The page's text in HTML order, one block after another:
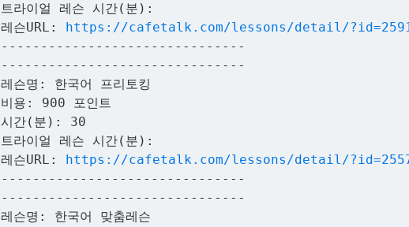
트라이얼 레슨 시간(분):
레슨URL: https://cafetalk.com/lessons/detail/
-------------------------------
-------------------------------
레슨명: 한국어 프리토킹
비용: 900 포인트
시간(분): 30
트라이얼 레슨 시간(분):
레슨URL: https://cafetalk.com/lessons/detail/
-------------------------------
-------------------------------
레슨명: 한국어 맞춤레슨